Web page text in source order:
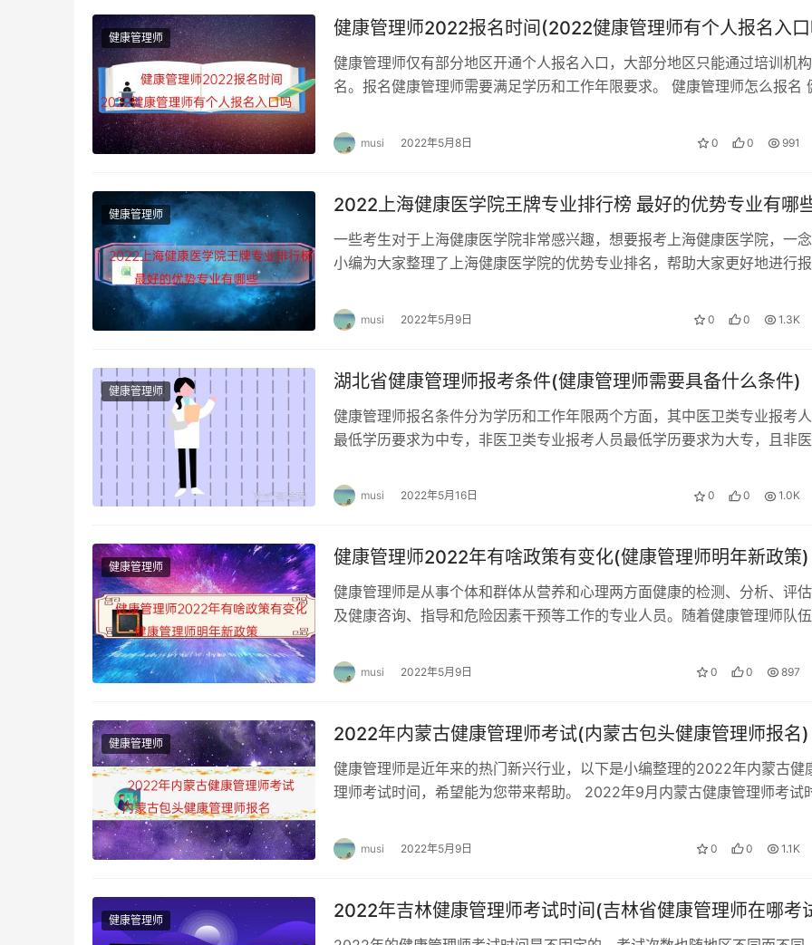
响了整体的通过比例。即使这样，现在健康管理师考试通过比例依旧比之前乐观。
健康管理师 健康管理师2022报名时间(2022健康管理师有个人报名入
健康管理师仅有部分地区开通个人报名入口，大部分地区只能通过培训机
名。报名健康管理师需要满足学历和工作年限要求。 健康管理师怎么报名
musi 2022年5月8日 0 0 991
健康管理师 2022上海健康医学院王牌专业排行榜 最好的优势专业有哪
一些考生对于上海健康医学院非常感兴趣，想要报考上海健康医学院，一
小编为大家整理了上海健康医学院的优势专业排名，帮助大家更好地进行报
musi 2022年5月9日 0 0 1.3K
健康管理师 湖北省健康管理师报考条件(健康管理师需要具备什么条件)
健康管理师报名条件分为学历和工作年限两个方面，其中医卫类专业报考
最低学历要求为中专，非医卫类专业报考人员最低学历要求为大专，且非医
musi 2022年5月16日 0 0 1.0K
健康管理师 健康管理师2022年有啥政策有变化(健康管理师明年新政策)
健康管理师是从事个体和群体从营养和心理两方面健康的检测、分析、评
及健康咨询、指导和危险因素干预等工作的专业人员。随着健康管理师队伍
musi 2022年5月9日 0 0 897
健康管理师 2022年内蒙古健康管理师考试(内蒙古包头健康管理师报名)
健康管理师是近年来的热门新兴行业，以下是小编整理的2022年内蒙古健
理师考试时间，希望能为您带来帮助。 2022年9月内蒙古健康管理师考试
musi 2022年5月9日 0 0 1.1K
健康管理师 2022年吉林健康管理师考试时间(吉林省健康管理师在哪考